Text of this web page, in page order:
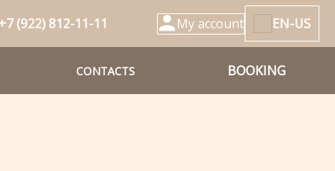
+7 (922) 812-11-11 My account EN-US
CONTACTS BOOKING